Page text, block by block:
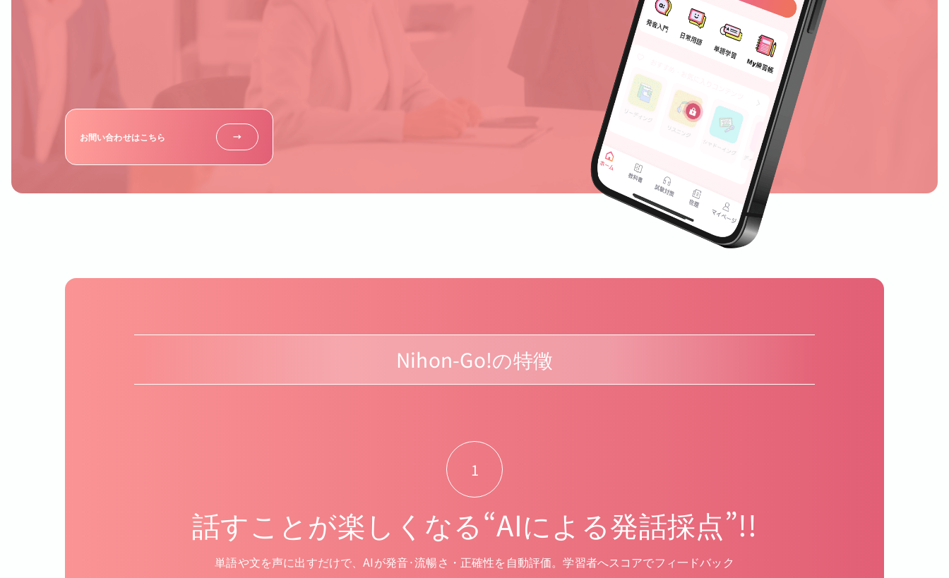
お間い合わせはこちら
Nihon-Go!の特徵
1
話すことが楽しくなる“AIによる発話採点”!!
単語や文を声に出すだけで、AIが発音·流暢さ・正確性を自動評価。学習者へスコアでフィ一ドバック